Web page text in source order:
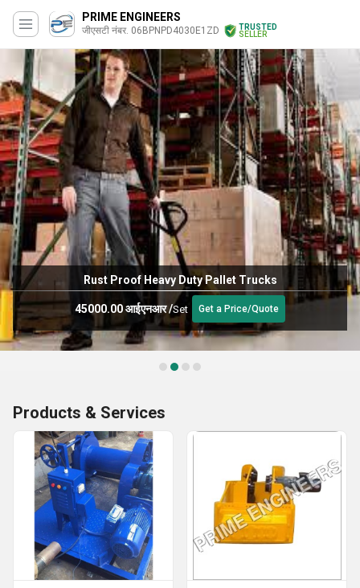
PRIME ENGINEERS
जीएसटी नंबर. 06BPNPD4030E1ZD
TRUSTED
SELLER
Rust Proof Heavy Duty Pallet Trucks
45000.00 आईएनआर/Set Get a Price/Quote
Products & Services